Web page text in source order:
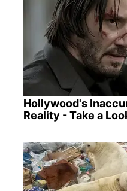
Hollywood's
Reality - Take a